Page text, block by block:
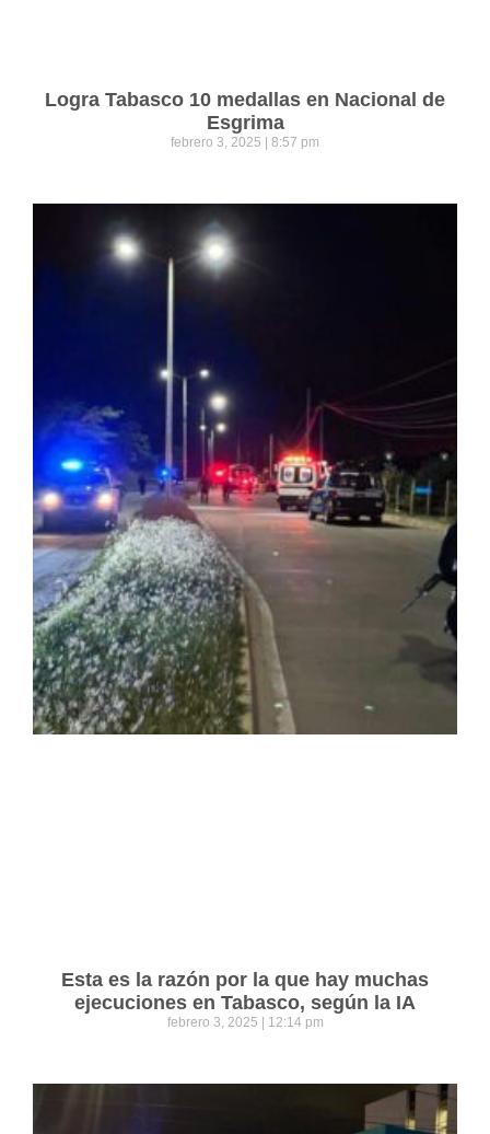
Logra Tabasco 10 medallas en Nacional de
Esgrima
febrero 3, 2025 8:57 pm
Esta es la razón por la que hay muchas
ejecuciones en Tabasco, según la IA
febrero 3, 2025 12:14 pm